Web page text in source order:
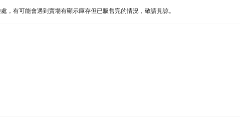
有可能會遇到賣場有顯示庫存但已販售完的情況，敬請見諒。